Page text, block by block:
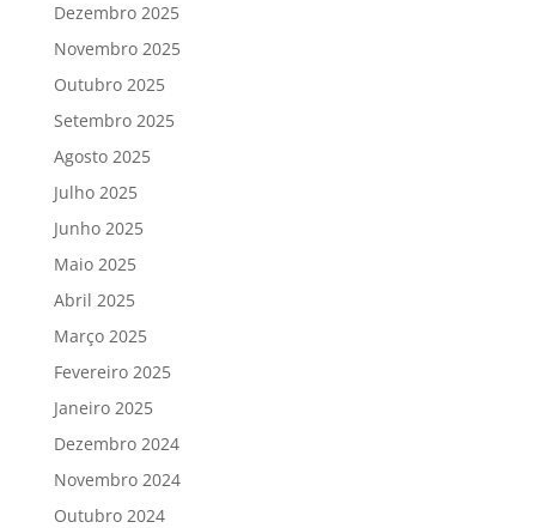
Dezembro 2025
Novembro 2025
Outubro 2025
Setembro 2025
Agosto 2025
Julho 2025
Junho 2025
Maio 2025
Abril 2025
Março 2025
Fevereiro 2025
Janeiro 2025
Dezembro 2024
Novembro 2024
Outubro 2024